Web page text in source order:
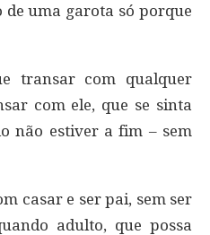
de uma garota só porque
transar com qualquer
com ele, que se sinta
não estiver a fim – sem
casar e ser pai, sem ser
adulto, que possa